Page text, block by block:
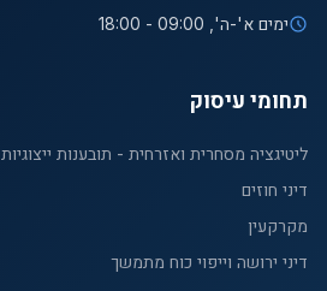
ימים א'-ה', 09:00 - 18:00
תחומי עיסוק
ליטיגציה מסחרית ואזרחית - תובענות ייצוגיות
דיני חוזים
מקרקעין
דיני ירושה וייפוי כוח מתמשך